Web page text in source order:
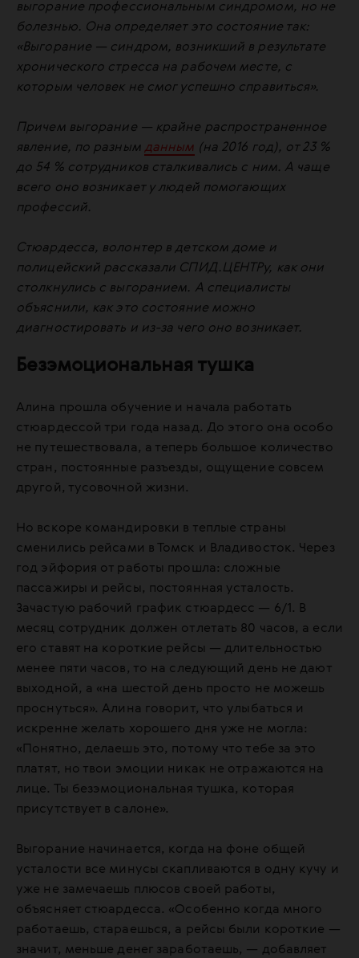
выгорание профессиональным синдромом, но не
болезнью. Она определяет это состояние так:
«Выгорание — синдром, возникший в результате
хронического стресса на рабочем месте, с
которым человек не смог успешно справиться».
Причем выгорание — крайне распространенное
явление, по разным данным (на 2016 год), от 23 %
до 54 % сотрудников сталкивались с ним. А чаще
всего оно возникает у людей помогающих
профессий.
Стюардесса, волонтер в детском доме и
полицейский рассказали СПИД.ЦЕНТРу, как они
столкнулись с выгоранием. А специалисты
объяснили, как это состояние можно
диагностировать и из-за чего оно возникает.
Безэмоциональная тушка
Алина прошла обучение и начала работать
стюардессой три года назад. До этого она особо
не путешествовала, а теперь большое количество
стран, постоянные разъезды, ощущение совсем
другой, тусовочной жизни.
Но вскоре командировки в теплые страны
сменились рейсами в Томск и Владивосток. Через
год эйфория от работы прошла: сложные
пассажиры и рейсы, постоянная усталость.
Зачастую рабочий график стюардесс — 6/1. В
месяц сотрудник должен отлетать 80 часов, а если
его ставят на короткие рейсы — длительностью
менее пяти часов, то на следующий день не дают
выходной, а «на шестой день просто не можешь
проснуться». Алина говорит, что улыбаться и
искренне желать хорошего дня уже не могла:
«Понятно, делаешь это, потому что тебе за это
платят, но твои эмоции никак не отражаются на
лице. Ты безэмоциональная тушка, которая
присутствует в салоне».
Выгорание начинается, когда на фоне общей
усталости все минусы скапливаются в одну кучу и
уже не замечаешь плюсов своей работы,
объясняет стюардесса. «Особенно когда много
работаешь, стараешься, а рейсы были короткие —
значит, меньше денег заработаешь, — добавляет